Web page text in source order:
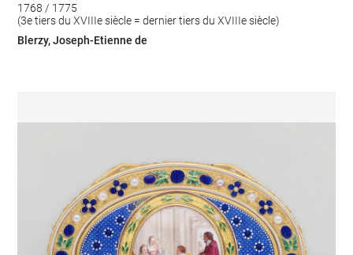
1768 / 1775
(3e tiers du XVIIIe siècle = dernier tiers du XVIIIe siècle)
Blerzy, Joseph-Etienne de